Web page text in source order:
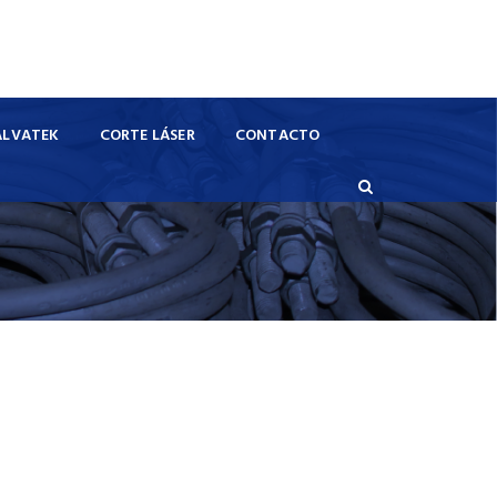
CORTE LÁSER CONTACTO